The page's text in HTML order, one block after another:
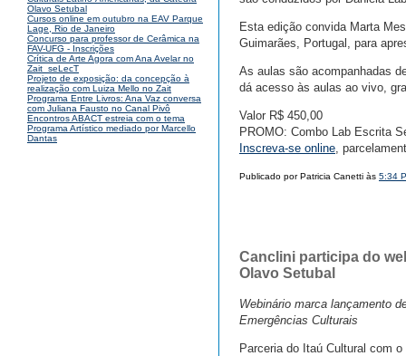
Olavo Setubal
Cursos online em outubro na EAV Parque
Lage, Rio de Janeiro
Concurso para professor de Cerâmica na
FAV-UFG - Inscrições
Crítica de Arte Agora com Ana Avelar no
Zait_seLecT
Projeto de exposição: da concepção à
realização com Luiza Mello no Zait
Programa Entre Livros: Ana Vaz conversa
com Juliana Fausto no Canal Pivô
Encontros ABACT estreia com o tema
Programa Artístico mediado por Marcello
Dantas
Esta edição convida Marta
Guimarães, Portugal, para
As aulas são acompanhadas
dá acesso às aulas ao vivo,
Valor R$ 450,00
PROMO: Combo Lab Escrita
Inscreva-se online ,
Publicado por Patricia Canetti às 5:34
Canclini participa do
Olavo Setubal
Webinário marca lançamento
Emergências Culturais
Parceria do Itaú Cultural com